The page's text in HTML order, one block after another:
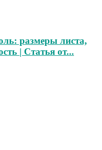
размеры листа,
| Статья от...